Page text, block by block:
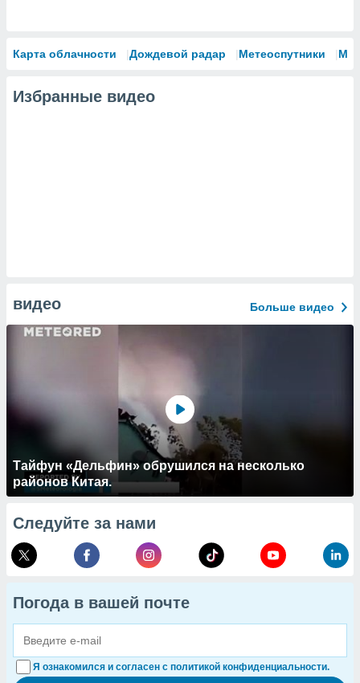
Карта облачности Дождевой радар Метеоспутники
Избранные видео
видео Больше видео
Тайфун «Дельфин» обрушился на несколько
районов Китая.
Следуйте за нами
Погода в вашей почте
Я ознакомился и согласен с политикой конфиденциальности.